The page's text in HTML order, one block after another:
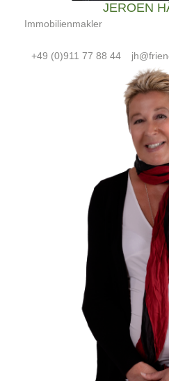
JEROEN
Immobilienmakler
+49 (0)911 77 88 44